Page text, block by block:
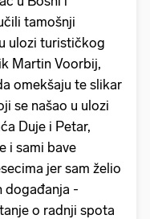
tamošnji
ulozi turističkog
Martin Voorbij,
omekšaju te slikar
se našao u ulozi
Duje i Petar,
i sami bave
jer sam želio
događanja -
o radnji spota